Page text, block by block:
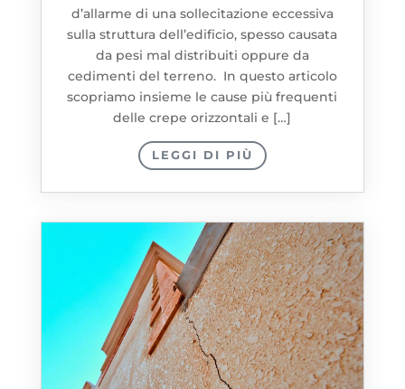
d’allarme di una sollecitazione eccessiva
sulla struttura dell’edificio, spesso causata
da pesi mal distribuiti oppure da
cedimenti del terreno. In questo articolo
scopriamo insieme le cause più frequenti
delle crepe orizzontali e […]
LEGGI DI PIÙ